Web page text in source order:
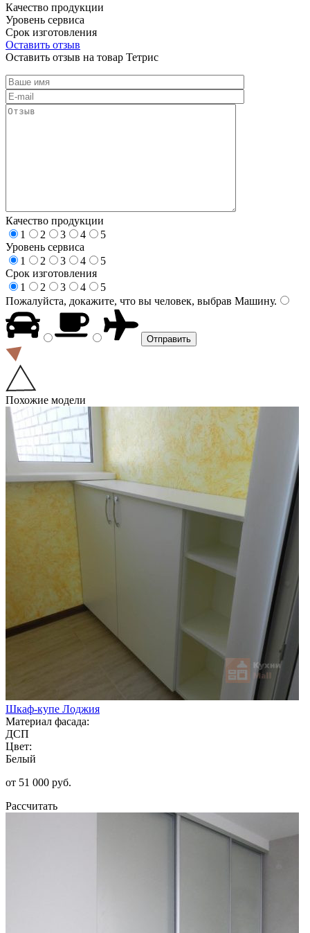
Качество продукции
Уровень сервиса
Срок изготовления
Оставить отзыв
Оставить отзыв на товар Тетрис
Качество продукции
1
2 3 4
5
Уровень сервиса
1
2 3 4
5
Срок изготовления
1
2 3 4
5
Пожалуйста, докажите, что вы человек, выбрав Машину.
Похожие модели
Шкаф-купе Лоджия
Материал фасада:
ДСП
Цвет:
Белый
от 51 000 руб.
Рассчитать